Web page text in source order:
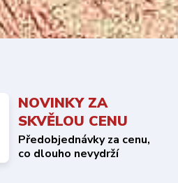
NOVINKY ZA
SKVĚLOU CENU
Předobjednávky za cenu,
co dlouho nevydrží